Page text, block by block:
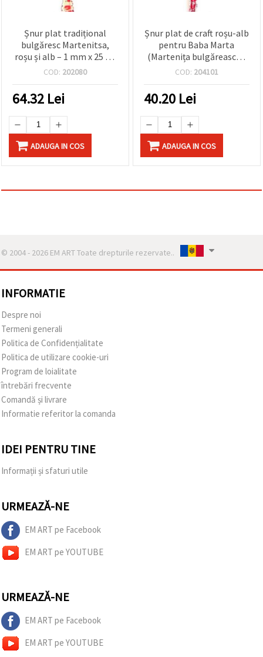
Șnur plat tradițional
bulgăresc Martenitsa,
roșu și alb – 1 mm x 25 m,
pentru brățări Baba
împletituri și decorațiuni
DIY
COD: 202080
64.32 Lei
ADAUGA IN COS
Șnur plat de craft roșu-alb
pentru Baba Marta
(Martenița bulgărească),
amulete și brățări, 4 mm x
COD: 204101
40.20 Lei
ADAUGA IN COS
© 2004 - 2026 EM ART Toate drepturile rezervate..
INFORMATIE
Despre noi
Termeni generali
Politica de Confidențialitate
Politica de utilizare cookie-uri
Program de loialitate
întrebări frecvente
Comandă și livrare
Informatie referitor la comanda
IDEI PENTRU TINE
Informații și sfaturi utile
URMEAZĂ-NE
EM ART pe Facebook
EM ART pe YOUTUBE
URMEAZĂ-NE
EM ART pe Facebook
EM ART pe YOUTUBE